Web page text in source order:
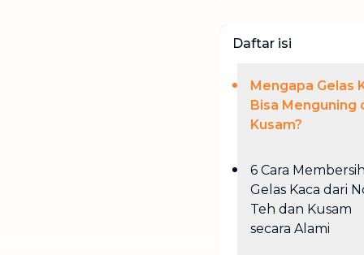
Daftar isi
Mengapa Gelas
Bisa Menguning
Kusam?
6 Cara
Gelas Kaca dari
Teh dan Kusam
secara Alami